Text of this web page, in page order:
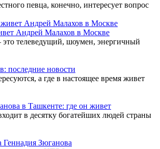
певца, конечно, интересует вопрос
Андрей Малахов в Москве
телеведущий, шоумен, энергичный
последние новости
а где в настоящее время живет
в Ташкенте: где он живет
в десятку богатейших людей страны
Геннадия Зюганова